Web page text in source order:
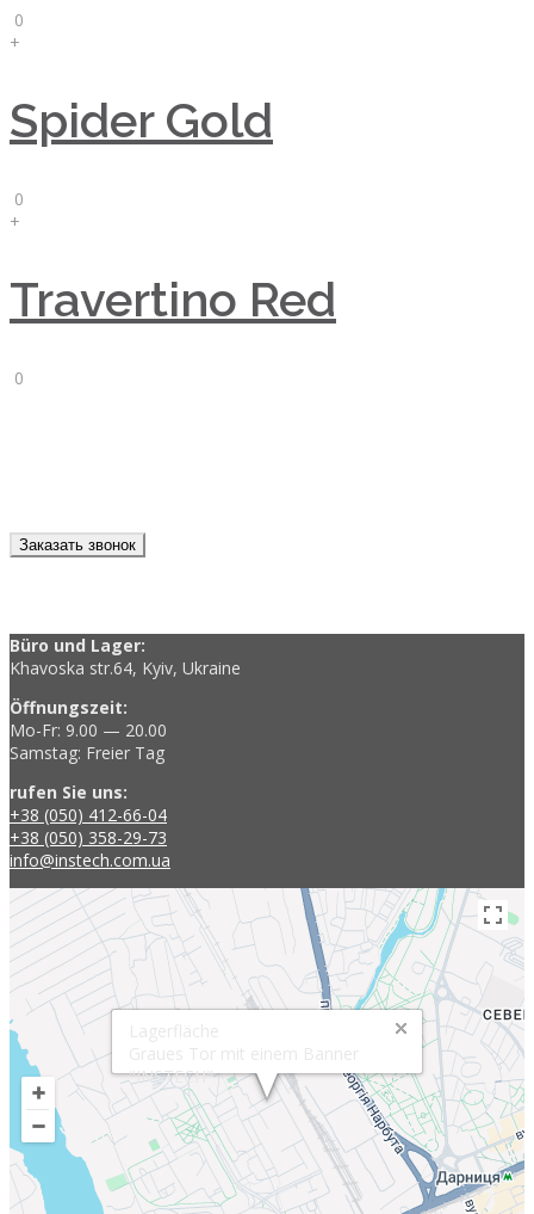
0
+
Spider Gold
0
+
Travertino Red
0
Заказать звонок
Büro und Lager:
Khavoska str.64, Kyiv, Ukraine
Öffnungszeit:
Mo-Fr: 9.00 — 20.00
Samstag: Freier Tag
rufen Sie uns:
+38 (050) 412-66-04
+38 (050) 358-29-73
info@instech.com.ua
"INSTECH"